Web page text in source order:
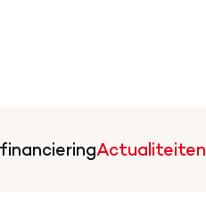
Actualiteiten